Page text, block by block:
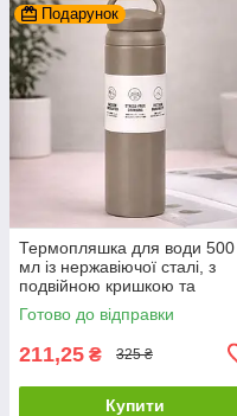
Подарунок
Термопляшка для води 500
мл із нержавіючої сталі, з
подвійною кришкою та
ручкою, Коричневий (Термос
для кави)
Готово до відправки
211,25 ₴ 325 ₴
Купити